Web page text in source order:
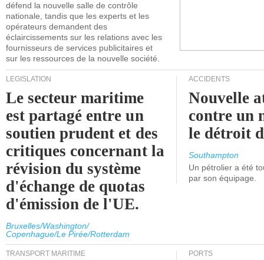
défend la nouvelle salle de contrôle
nationale, tandis que les experts et les
opérateurs demandent des
éclaircissements sur les relations avec les
fournisseurs de services publicitaires et
sur les ressources de la nouvelle société.
LÉGISLATION
Le secteur maritime
est partagé entre un
soutien prudent et des
critiques concernant la
révision du système
d'échange de quotas
d'émission de l'UE.
Bruxelles/Washington/
Copenhague/Le Pirée/Rotterdam
ACCIDENTS
Nouvelle
contre un
le détroit
Southampton
Un pétrolier a été
par son équipage.
TRANSPORT MARITIME PORTS